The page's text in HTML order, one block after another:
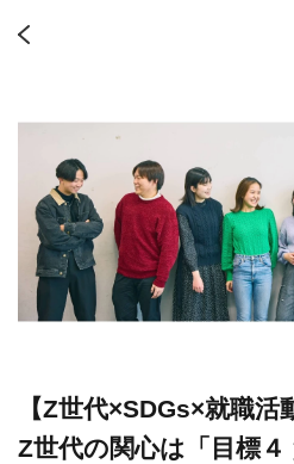
【Z世代×SDGs×就職
Z世代の関心は「目標